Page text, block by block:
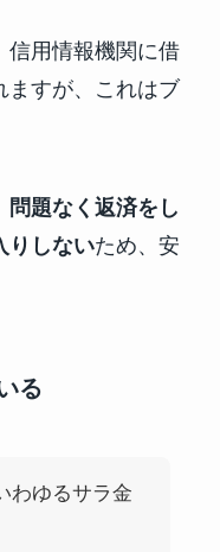
信用情報機関に借
ますが、これはブ
題なく返済をし
りしないため、安
る
わゆるサラ金